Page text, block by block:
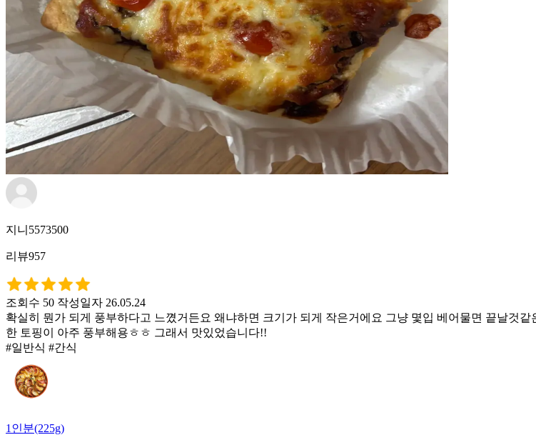
지니5573500
리뷰957
조회수 50 작성일자 26.05.24
확실히 뭔가 되게 풍부하다고 느꼈거든요 왜냐하면 크기가 되게 작은거에요 그냥 몇입 베어물면 끝날것
한 토핑이 아주 풍부해용ㅎㅎ 그래서 맛있었습니다!!
#일반식 #간식
1인분(225g)